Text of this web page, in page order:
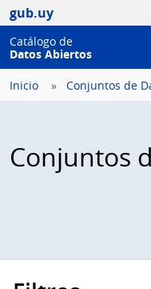
gub.uy
Catálogo de
Datos Abiertos
Inicio Conjuntos de
Conjuntos